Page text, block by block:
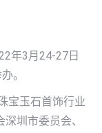
年3月24-27日
。
宝玉石首饰行业
圳市委员会、